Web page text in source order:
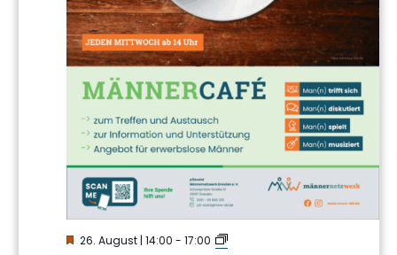
Hervorgehoben
26. August | 14:00 - 17:00
MännerCafé